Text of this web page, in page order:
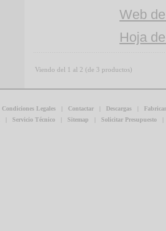
Web
Hoja
Viendo del 1 al 2 (de 3 productos)
Condiciones Legales Contactar Descargas
Servicio Técnico Sitemap Solicitar Presupuesto